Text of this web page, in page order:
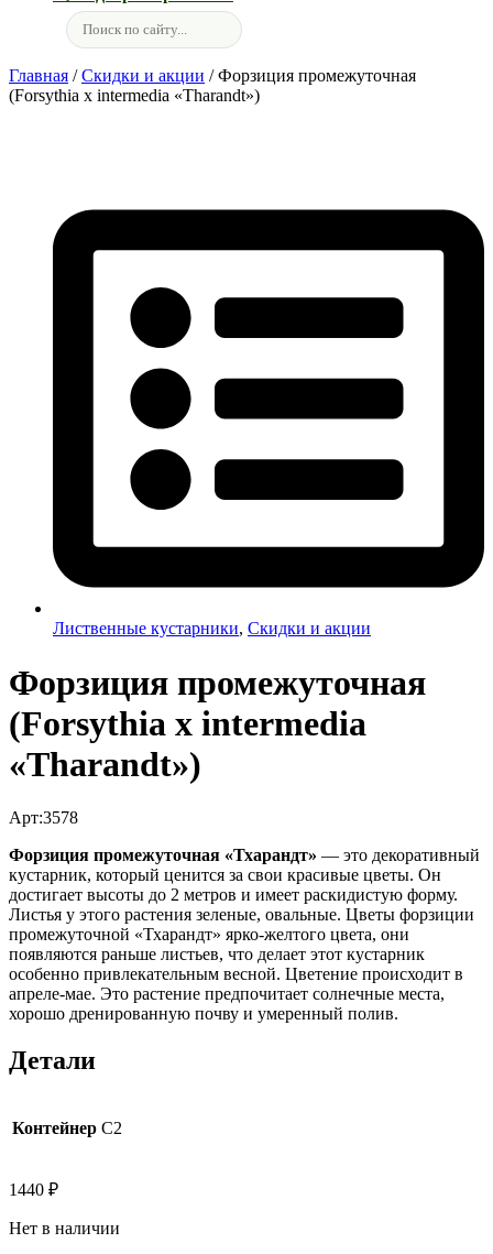
Главная /Скидки и акции / Форзиция промежуточная
(Forsythia x intermedia «Tharandt»)
Лиственные кустарники, Скидки и акции
Форзиция промежуточная
(Forsythia x intermedia
«Tharandt»)
Арт:3578
Форзиция промежуточная «Тхарандт» — это декоративный
кустарник, который ценится за свои красивые цветы. Он
достигает высоты до 2 метров и имеет раскидистую форму.
Листья у этого растения зеленые, овальные. Цветы форзиции
промежуточной «Тхарандт» ярко-желтого цвета, они
появляются раньше листьев, что делает этот кустарник
особенно привлекательным весной. Цветение происходит в
апреле-мае. Это растение предпочитает солнечные места,
хорошо дренированную почву и умеренный полив.
Детали
Контейнер C2
1440 ₽
Нет в наличии